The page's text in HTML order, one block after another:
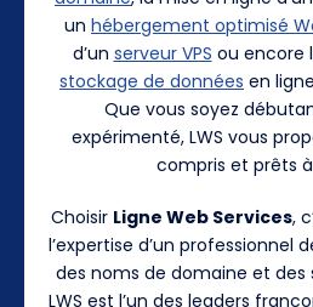
un hébergement optimisé
d’un serveur VPS ou encore
stockage de données en
Que vous soyez
expérimenté, LWS vous
compris et prêts à
Choisir Ligne Web Services,
l’expertise d’un professionnel
des noms de domaine et des
LWS est l’un des leaders